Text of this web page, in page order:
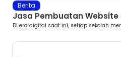
Berita
Jasa Pembuatan Website
Di era digital saat ini, setiap sekolah